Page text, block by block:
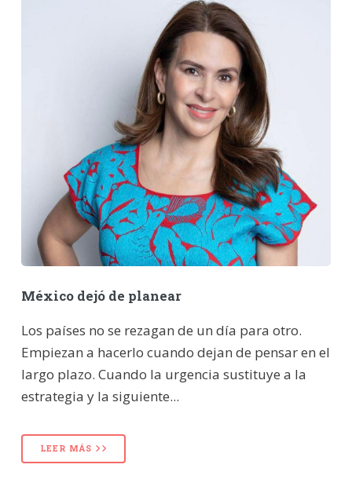
México dejó de planear
Los países no se rezagan de un día para otro.
Empiezan a hacerlo cuando dejan de pensar en el
largo plazo. Cuando la urgencia sustituye a la
estrategia y la siguiente...
LEER MÁS